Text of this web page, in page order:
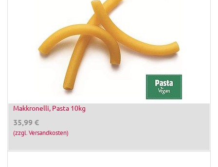
Makkronelli, Pasta 10kg
35,99 €
(zzgl. Versandkosten)